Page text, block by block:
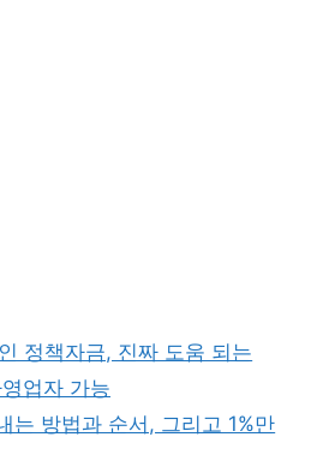
정책자금, 진짜 도움 되는
업자 가능
는 방법과 순서, 그리고 1%만